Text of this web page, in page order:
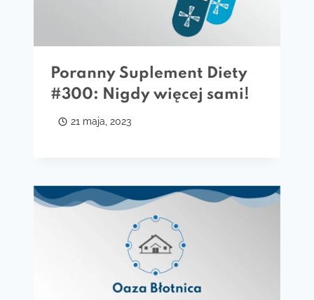
Poranny Suplement Diety
#300: Nigdy więcej sami!
21 maja, 2023